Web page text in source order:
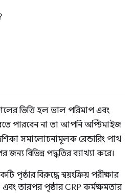
ভিত্তি হল ভাল পরিমাপ এবং
পারবেন না তা আপনি অপ্টিমাইজ
সমালোচনামূলক রেন্ডারিং পাথ
জন্য বিভিন্ন পদ্ধতির ব্যাখ্যা করে।
পৃষ্ঠার বিরুদ্ধে স্বয়ংক্রিয় পরীক্ষার
তারপর পৃষ্ঠার CRP কর্মক্ষমতার